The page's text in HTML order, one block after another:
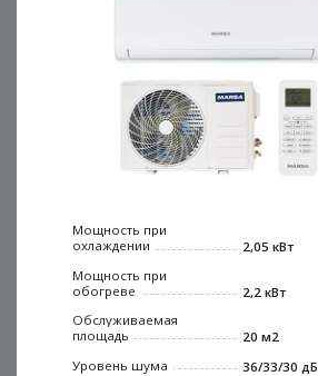
Мощность при
охлаждении
2,05 кВт
Мощность при
обогреве
2,2 кВт
Обслуживаемая
площадь
20 м2
Уровень шума
36/33/30 дБ